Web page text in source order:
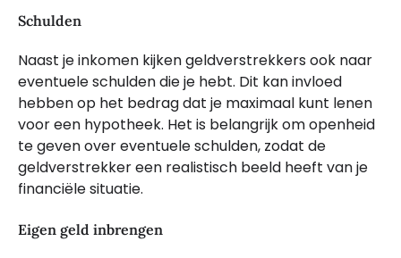
Schulden
Naast je inkomen kijken geldverstrekkers ook naar
eventuele schulden die je hebt. Dit kan invloed
hebben op het bedrag dat je maximaal kunt lenen
voor een hypotheek. Het is belangrijk om openheid
te geven over eventuele schulden, zodat de
geldverstrekker een realistisch beeld heeft van je
financiële situatie.
Eigen geld inbrengen